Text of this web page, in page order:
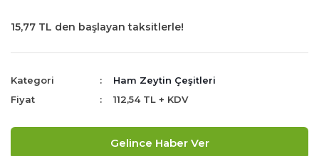
15,77 TL den başlayan taksitlerle!
Kategori
Ham Zeytin Çeşitleri
Fiyat
112,54 TL + KDV
Gelince Haber Ver